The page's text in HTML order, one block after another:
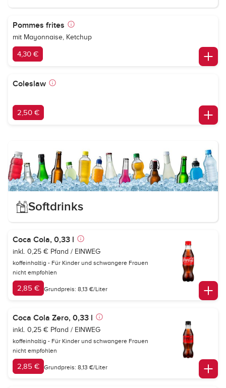
Pommes frites
mit Mayonnaise, Ketchup
4,30 €
Coleslaw
2,50 €
Softdrinks
Coca Cola, 0,33 l
inkl. 0,25 € Pfand / EINWEG
koffeinhaltig - Für Kinder und schwangere Frauen
nicht empfohlen
2,85 € Grundpreis: 8,13 €/Liter
Coca Cola Zero, 0,33 l
inkl. 0,25 € Pfand / EINWEG
koffeinhaltig - Für Kinder und schwangere Frauen
nicht empfohlen
2,85 € Grundpreis: 8,13 €/Liter